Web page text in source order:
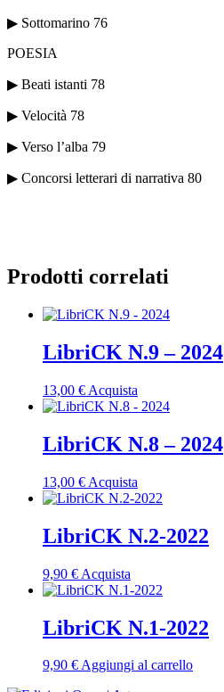
▶ Sottomarino 76
POESIA
▶ Beati istanti 78
▶ Velocità 78
▶ Verso l’alba 79
▶ Concorsi letterari di narrativa 80
Prodotti correlati
LibriCK N.9 – 2024
13,00 € Acquista
LibriCK N.8 – 2024
13,00 € Acquista
LibriCK N.2-2022
9,90 € Acquista
LibriCK N.1-2022
9,90 €Aggiungi al carrello